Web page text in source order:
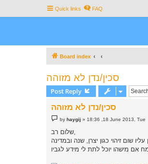
Quick links FAQ
Board index
סכין/נדן לא מזוהה
Post Reply
סכין/נדן לא מזוהה
P
o
byhaygij » 18:36 ,18 June 2013, Tue
שלום רב,